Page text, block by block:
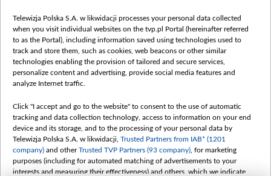
Безопасность
Youtube
Белсат news
Белсат Life
Belsat English
Biełsat PL
Белсат Now
Белсат Shorts
Белсат History
Telewizja Polska S.A. w likwidacji processes your personal data collected
when you visit individual websites on the tvp.pl Portal (hereinafter referred
to as the Portal), including information saved using technologies used to
track and store them, such as cookies, web beacons or other similar
technologies enabling the provision of tailored and secure services,
personalize content and advertising, provide social media features and
analyze Internet traffic.
Click "I accept and go to the website" to consent to the use of automatic
tracking and data collection technology, access to information on your end
device and its storage, and to the processing of your personal data by
Telewizja Polska S.A. w likwidacji, Trusted Partners from IAB* (1201
company) and otherTrusted TVP Partners (93 company) , for marketing
purposes (including for automated matching of advertisements to your
interests and measuring their effectiveness) and others, which we indicate